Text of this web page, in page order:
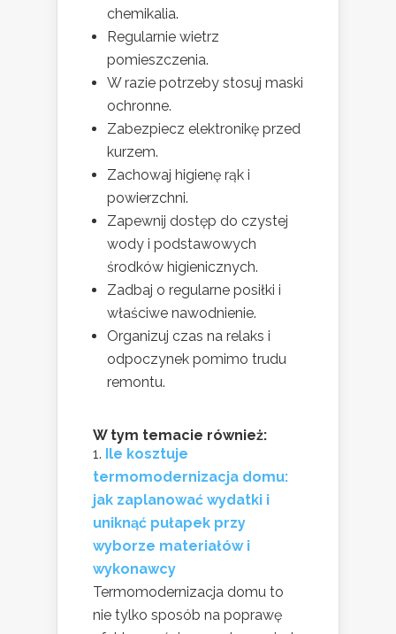
chemikalia.
Regularnie wietrz
pomieszczenia.
W razie potrzeby stosuj maski
ochronne.
Zabezpiecz elektronikę przed
kurzem.
Zachowaj higienę rąk i
powierzchni.
Zapewnij dostęp do czystej
wody i podstawowych
środków higienicznych.
Zadbaj o regularne posiłki i
właściwe nawodnienie.
Organizuj czas na relaks i
odpoczynek pomimo trudu
remontu.
W tym temacie również:
Ile kosztuje
termomodernizacja domu:
jak zaplanować wydatki i
uniknąć pułapek przy
wyborze materiałów i
wykonawcy
Termomodernizacja domu to
nie tylko sposób na poprawę